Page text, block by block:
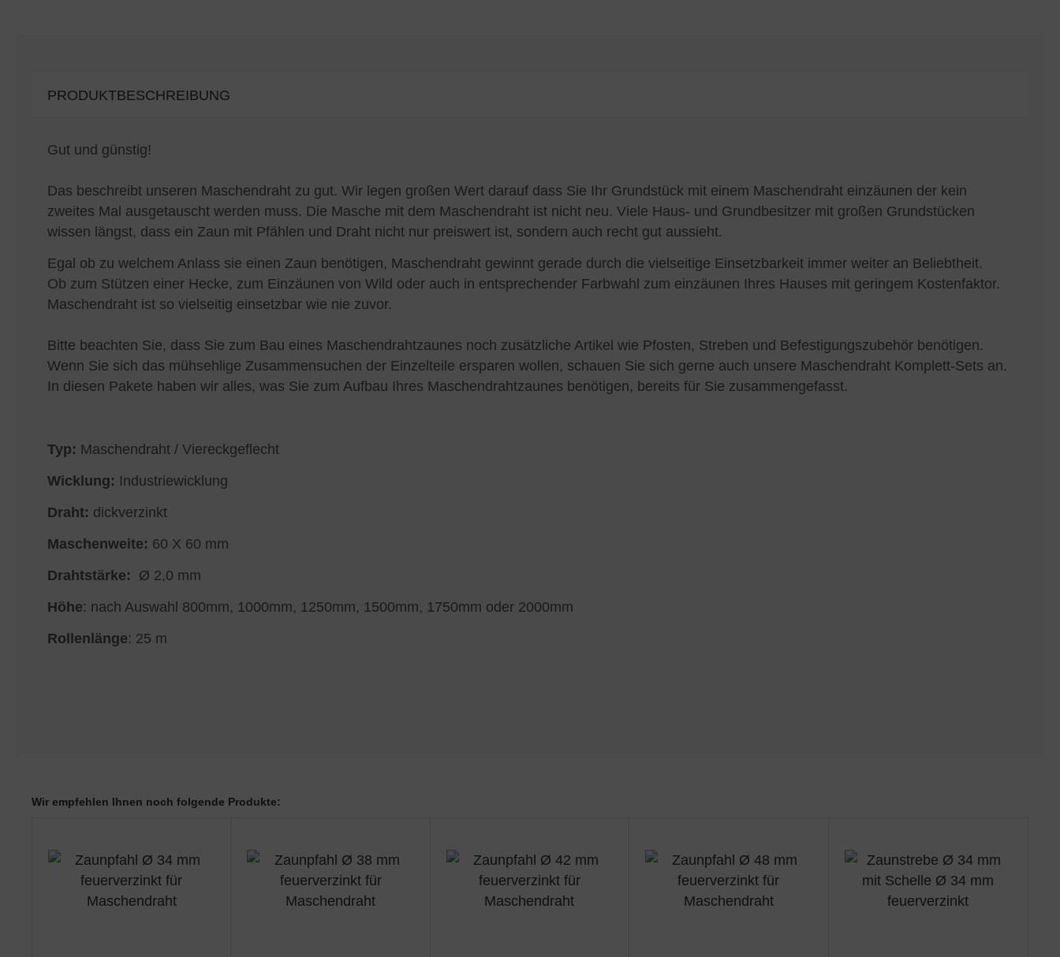
PRODUKTBESCHREIBUNG
Gut und günstig!
Das beschreibt unseren Maschendraht zu gut. Wir legen großen Wert darauf dass Sie Ihr Grundstück mit einem Maschendraht einzäunen der kein
zweites Mal ausgetauscht werden muss. Die Masche mit dem Maschendraht ist nicht neu. Viele Haus- und Grundbesitzer mit großen Grundstücken
wissen längst, dass ein Zaun mit Pfählen und Draht nicht nur preiswert ist, sondern auch recht gut aussieht.
Egal ob zu welchem Anlass sie einen Zaun benötigen, Maschendraht gewinnt gerade durch die vielseitige Einsetzbarkeit immer weiter an Beliebtheit.
Ob zum Stützen einer Hecke, zum Einzäunen von Wild oder auch in entsprechender Farbwahl zum einzäunen Ihres Hauses mit geringem Kostenfaktor.
Maschendraht ist so vielseitig einsetzbar wie nie zuvor.
Bitte beachten Sie, dass Sie zum Bau eines Maschendrahtzaunes noch zusätzliche Artikel wie Pfosten, Streben und Befestigungszubehör benötigen.
Wenn Sie sich das mühsehlige Zusammensuchen der Einzelteile ersparen wollen, schauen Sie sich gerne auch unsere Maschendraht Komplett-Sets an.
In diesen Pakete haben wir alles, was Sie zum Aufbau Ihres Maschendrahtzaunes benötigen, bereits für Sie zusammengefasst.
Typ: Maschendraht / Viereckgeflecht
Wicklung: Industriewicklung
Draht: dickverzinkt
Maschenweite: 60 X 60 mm
Drahtstärke: Ø 2,0 mm
Höhe: nach Auswahl 800mm, 1000mm, 1250mm, 1500mm, 1750mm oder 2000mm
Rollenlänge: 25 m
Wir empfehlen Ihnen noch folgende Produkte: